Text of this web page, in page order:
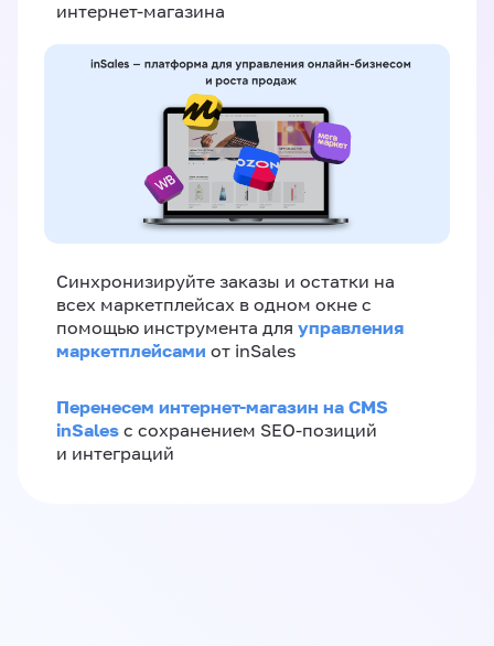
интернет-магазина
Синхронизируйте заказы и остатки на
всех маркетплейсах в одном окне с
помощью инструмента для управления
маркетплейсами от inSales
Перенесем интернет-магазин на CMS
inSales с сохранением SEO-позиций
и интеграций